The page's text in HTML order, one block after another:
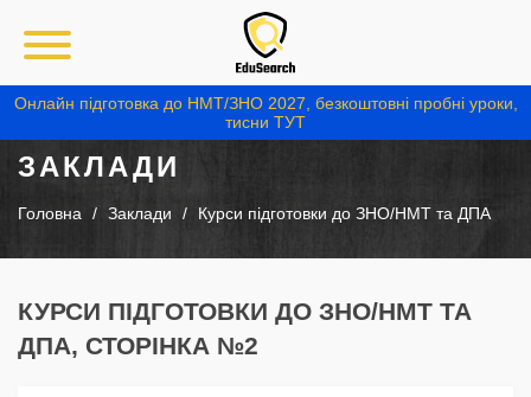
Онлайн підготовка до НМТ/ЗНО 2027, безкоштовні пробні уроки,
тисни ТУТ
ЗАКЛАДИ
Головна Заклади Курси підготовки до ЗНО/НМТ та ДПА
КУРСИ ПІДГОТОВКИ ДО ЗНО/НМТ ТА
ДПА, СТОРІНКА №2